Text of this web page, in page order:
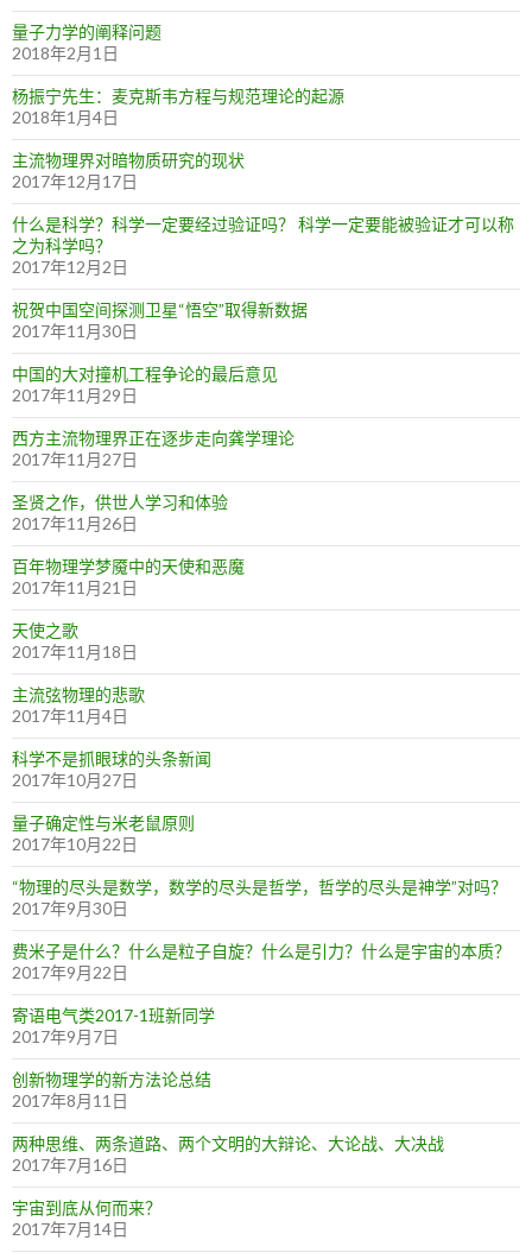
量子力学的阐释问题
2018年2月1日
杨振宁先生：麦克斯韦方程与规范理论的起源
2018年1月4日
主流物理界对暗物质研究的现状
2017年12月17日
什么是科学？科学一定要经过验证吗？ 科学一定要能被验证才可以称
之为科学吗？
2017年12月2日
祝贺中国空间探测卫星“悟空”取得新数据
2017年11月30日
中国的大对撞机工程争论的最后意见
2017年11月29日
西方主流物理界正在逐步走向龚学理论
2017年11月27日
圣贤之作，供世人学习和体验
2017年11月26日
百年物理学梦魇中的天使和恶魔
2017年11月21日
天使之歌
2017年11月18日
主流弦物理的悲歌
2017年11月4日
科学不是抓眼球的头条新闻
2017年10月27日
量子确定性与米老鼠原则
2017年10月22日
“物理的尽头是数学，数学的尽头是哲学，哲学的尽头是神学”对吗？
2017年9月30日
费米子是什么？什么是粒子自旋？什么是引力？什么是宇宙的本质？
2017年9月22日
寄语电气类2017-1班新同学
2017年9月7日
创新物理学的新方法论总结
2017年8月11日
两种思维、两条道路、两个文明的大辩论、大论战、大决战
2017年7月16日
宇宙到底从何而来？
2017年7月14日